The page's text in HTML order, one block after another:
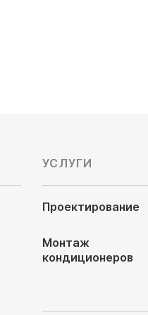
УСЛУГИ
Проектирование
Монтаж
кондиционеров